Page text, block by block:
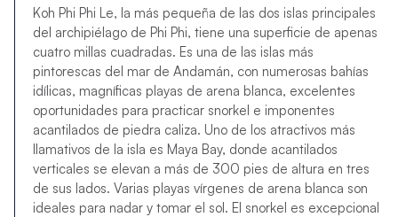
Koh Phi Phi Le, la más pequeña de las dos islas principales
del archipiélago de Phi Phi, tiene una superficie de apenas
cuatro millas cuadradas. Es una de las islas más
pintorescas del mar de Andamán, con numerosas bahías
idílicas, magníficas playas de arena blanca, excelentes
oportunidades para practicar snorkel e imponentes
acantilados de piedra caliza. Uno de los atractivos más
llamativos de la isla es Maya Bay, donde acantilados
verticales se elevan a más de 300 pies de altura en tres
de sus lados. Varias playas vírgenes de arena blanca son
ideales para nadar y tomar el sol. El snorkel es excepcional